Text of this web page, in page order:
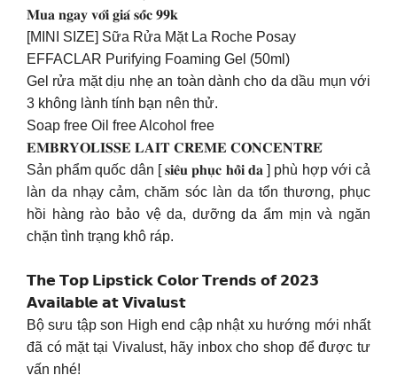
𝐌𝐮𝐚 𝐧𝐠𝐚𝐲 𝐯𝐨̛́𝐢 𝐠𝐢𝐚́ 𝐬𝐨̂́𝐜 𝟗𝟗𝐤
[MINI SIZE] Sữa Rửa Mặt La Roche Posay
EFFACLAR Purifying Foaming Gel (50ml)
Gel rửa mặt dịu nhẹ an toàn dành cho da dầu mụn với
3 không lành tính bạn nên thử.
Soap free Oil free Alcohol free
𝐄𝐌𝐁𝐑𝐘𝐎𝐋𝐈𝐒𝐒𝐄 𝐋𝐀𝐈𝐓 𝐂𝐑𝐄̀𝐌𝐄 𝐂𝐎𝐍𝐂𝐄𝐍𝐓𝐑𝐄́
Sản phẩm quốc dân [ 𝐬𝐢𝐞̂𝐮 𝐩𝐡𝐮̣𝐜 𝐡𝐨̂̀𝐢 𝐝𝐚 ] phù hợp với cả
làn da nhạy cảm, chăm sóc làn da tổn thương, phục
hồi hàng rào bảo vệ da, dưỡng da ẩm mịn và ngăn
chặn tình trạng khô ráp.
𝗧𝗵𝗲 𝗧𝗼𝗽 𝗟𝗶𝗽𝘀𝘁𝗶𝗰𝗸 𝗖𝗼𝗹𝗼𝗿 𝗧𝗿𝗲𝗻𝗱𝘀 𝗼𝗳 𝟮𝟬𝟮𝟯
𝗔𝘃𝗮𝗶𝗹𝗮𝗯𝗹𝗲 𝗮𝘁 𝗩𝗶𝘃𝗮𝗹𝘂𝘀𝘁
Bộ sưu tập son High end cập nhật xu hướng mới nhất
đã có mặt tại Vivalust, hãy inbox cho shop để được tư
vấn nhé!